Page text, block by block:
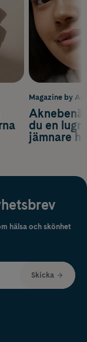
Magazine by
du en
jämnare
hälsa och skönhet
Skicka